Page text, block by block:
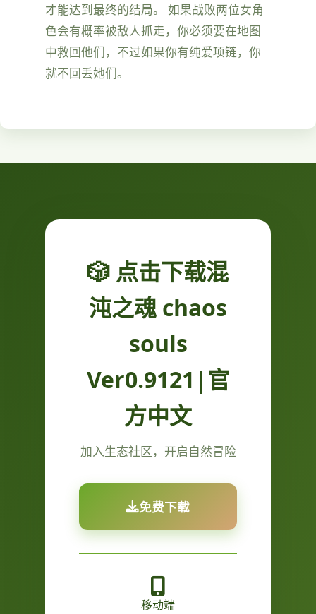
才能达到最终的结局。 如果战败两位女角
色会有概率被敌人抓走，你必须要在地图
中救回他们，不过如果你有纯爱项链，你
就不回丢她们。
🎲 点击下载混
沌之魂 chaos
souls
Ver0.9121|官
方中文
加入生态社区，开启自然冒险
免费下载
移动端